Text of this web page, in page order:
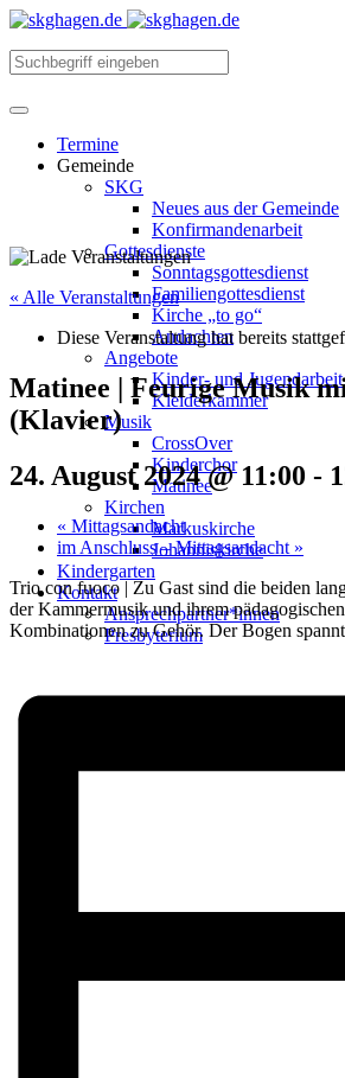
Termine
Gemeinde
SKG
Neues aus der Gemeinde
Konfirmandenarbeit
Gottesdienste
Sonntagsgottesdienst
Familiengottesdienst
Kirche „to go“
Andachten
Angebote
Kinder- und Jugendarbeit
Kleiderkammer
Musik
CrossOver
Kinderchor
Matinee
Kirchen
Markuskirche
Johanniskirche
Kindergarten
Kontakt
Ansprechpartner*innen
Presbyterium
« Alle Veranstaltungen
Diese Veranstaltung hat bereits
Matinee | Feurige Musik
(Klavier)
24. August 2024 @ 11:00 -
« Mittagsandacht
im Anschluss – Mittagsandacht »
Trio con fuoco | Zu Gast sind die beiden
der Kammermusik und ihrem
Kombinationen zu Gehör. Der Bogen